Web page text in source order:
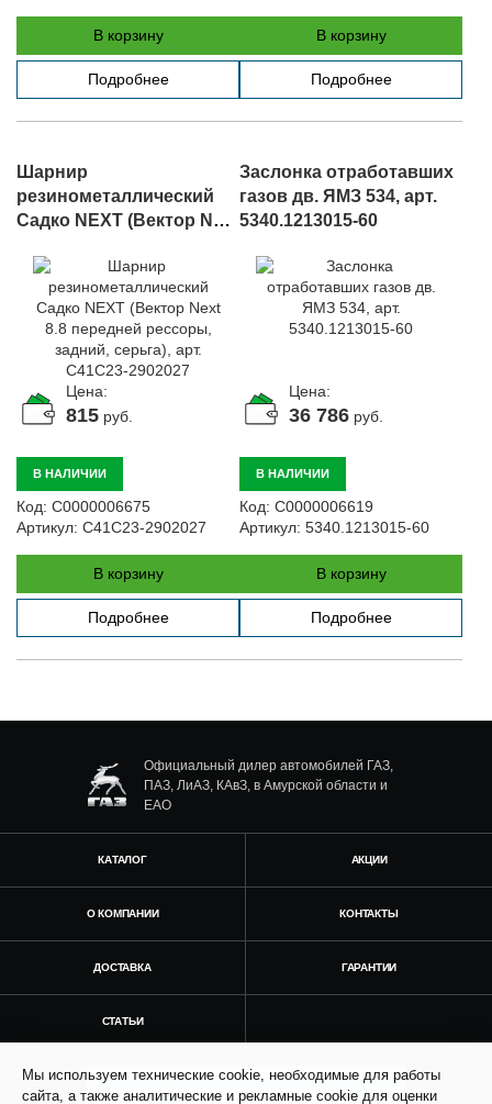
В корзину
Подробнее
В корзину
Подробнее
Шарнир
резинометаллический
Садко NEXT (Вектор Next
задний, серьга), арт.
C41C23-2902027
Цена:
815 руб.
В НАЛИЧИИ
Код: С0000006675
Артикул: C41C23-2902027
В корзину
Подробнее
Заслонка отработавших
газов дв. ЯМЗ 534, арт.
5340.1213015-60
Цена:
36 786 руб.
В НАЛИЧИИ
Код: С0000006619
Артикул: 5340.1213015-60
В корзину
Подробнее
Официальный дилер автомобилей ГАЗ,
ПАЗ, ЛиАЗ, КАвЗ, в Амурской области и
ЕАО
КАТАЛОГ АКЦИИ
О КОМПАНИИ КОНТАКТЫ
ДОСТАВКА ГАРАНТИИ
СТАТЬИ
Получить консультацию
Мы используем технические cookie, необходимые для работы
сайта, а также аналитические и рекламные cookie для оценки